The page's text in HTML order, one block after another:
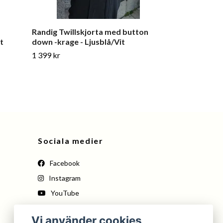
Randig Twillskjorta med button
down -krage - Ljusblå/Vit
1 399 kr
Sociala medier
Facebook
Instagram
YouTube
Vi använder cookies